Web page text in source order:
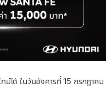
ม์ได้ ในวันอังคารที่ 15 กรกฎาคม